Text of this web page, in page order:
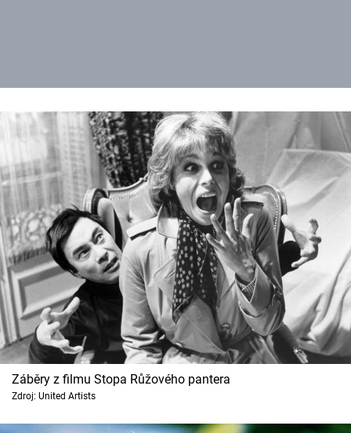
Záběry z filmu Stopa Růžového pantera
Zdroj: United Artists